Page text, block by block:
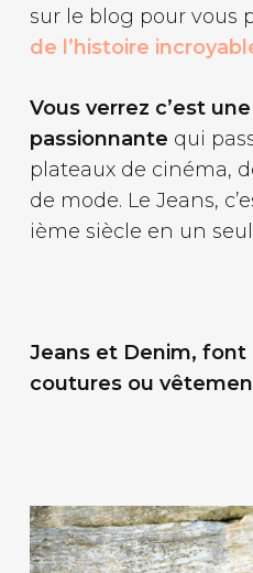
sur le blog pour vous
de l’histoire
Vous verrez c’est
passionnante qui
plateaux de cinéma,
de mode. Le Jeans,
ième siècle en un
Jeans et Denim, font
coutures ou